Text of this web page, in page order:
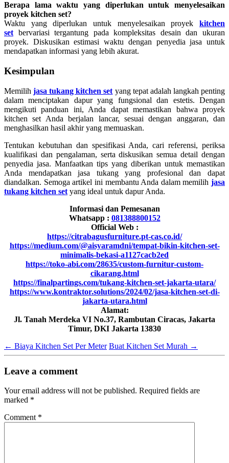
Berapa lama waktu yang diperlukan untuk menyelesaikan
proyek kitchen set?
Waktu yang diperlukan untuk menyelesaikan proyek kitchen
setbervariasi tergantung pada kompleksitas desain dan ukuran
proyek. Diskusikan estimasi waktu dengan penyedia jasa untuk
mendapatkan informasi yang lebih akurat.
Kesimpulan
Memilihjasa tukang kitchen set yang tepat adalah langkah penting
dalam menciptakan dapur yang fungsional dan estetis. Dengan
mengikuti panduan ini, Anda dapat memastikan bahwa proyek
kitchen set Anda berjalan lancar, sesuai dengan anggaran, dan
menghasilkan hasil akhir yang memuaskan.
Tentukan kebutuhan dan spesifikasi Anda, cari referensi, periksa
kualifikasi dan pengalaman, serta diskusikan semua detail dengan
penyedia jasa. Manfaatkan tips yang diberikan untuk memastikan
Anda mendapatkan jasa tukang yang profesional dan dapat
diandalkan. Semoga artikel ini membantu Anda dalam memilih jasa
tukang kitchen set yang ideal untuk dapur Anda.
Informasi dan Pemesanan
Whatsapp : 081388800152
Official Web :
https://citrabagusfurniture.pt-cas.co.id/
https://medium.com/@aisyaramdni/tempat-bikin-kitchen-set-
minimalis-bekasi-a1127cacb2ed
https://toko-abi.com/28635/custom-furnitur-custom-
cikarang.html
https://finalpartings.com/tukang-kitchen-set-jakarta-utara/
https://www.kontraktor.solutions/2024/02/jasa-kitchen-set-di-
jakarta-utara.html
Alamat:
Jl. Tanah Merdeka VI No.37, Rambutan Ciracas, Jakarta
Timur, DKI Jakarta 13830
← Biaya Kitchen Set Per Meter Buat Kitchen Set Murah →
Leave a comment
Your email address will not be published. Required fields are
marked *
Comment *